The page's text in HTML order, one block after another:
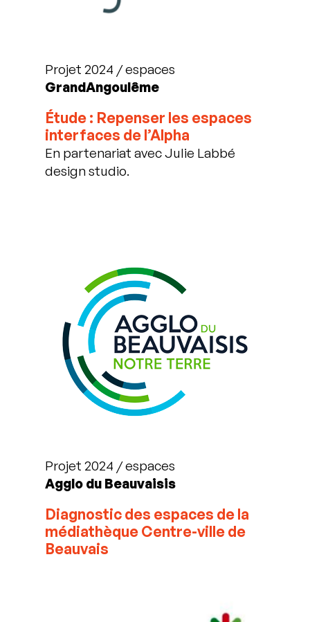
Projet 2024 / espaces
GrandAngoulême
Étude : Repenser les espaces
interfaces de l’Alpha
En partenariat avec Julie Labbé
design studio.
Projet 2024 / espaces
Agglo du Beauvaisis
Diagnostic des espaces de la
médiathèque Centre-ville de
Beauvais